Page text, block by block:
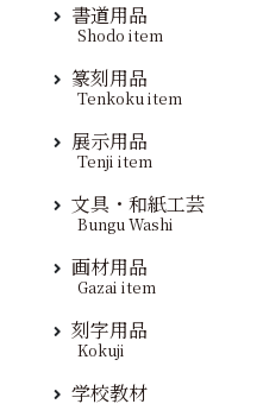
書道用品
Shodo item
篆刻用品
Tenkoku item
展示用品
Tenji item
文具・和紙工芸
Bungu Washi
画材用品
Gazai item
刻字用品
Kokuji
学校教材